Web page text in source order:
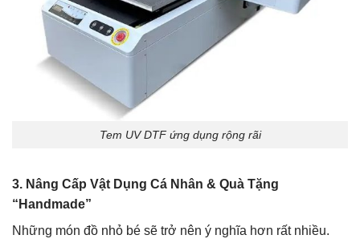
Tem UV DTF ứng dụng rộng rãi
3. Nâng Cấp Vật Dụng Cá Nhân & Quà Tặng
“Handmade”
Những món đồ nhỏ bé sẽ trở nên ý nghĩa hơn rất nhiều.